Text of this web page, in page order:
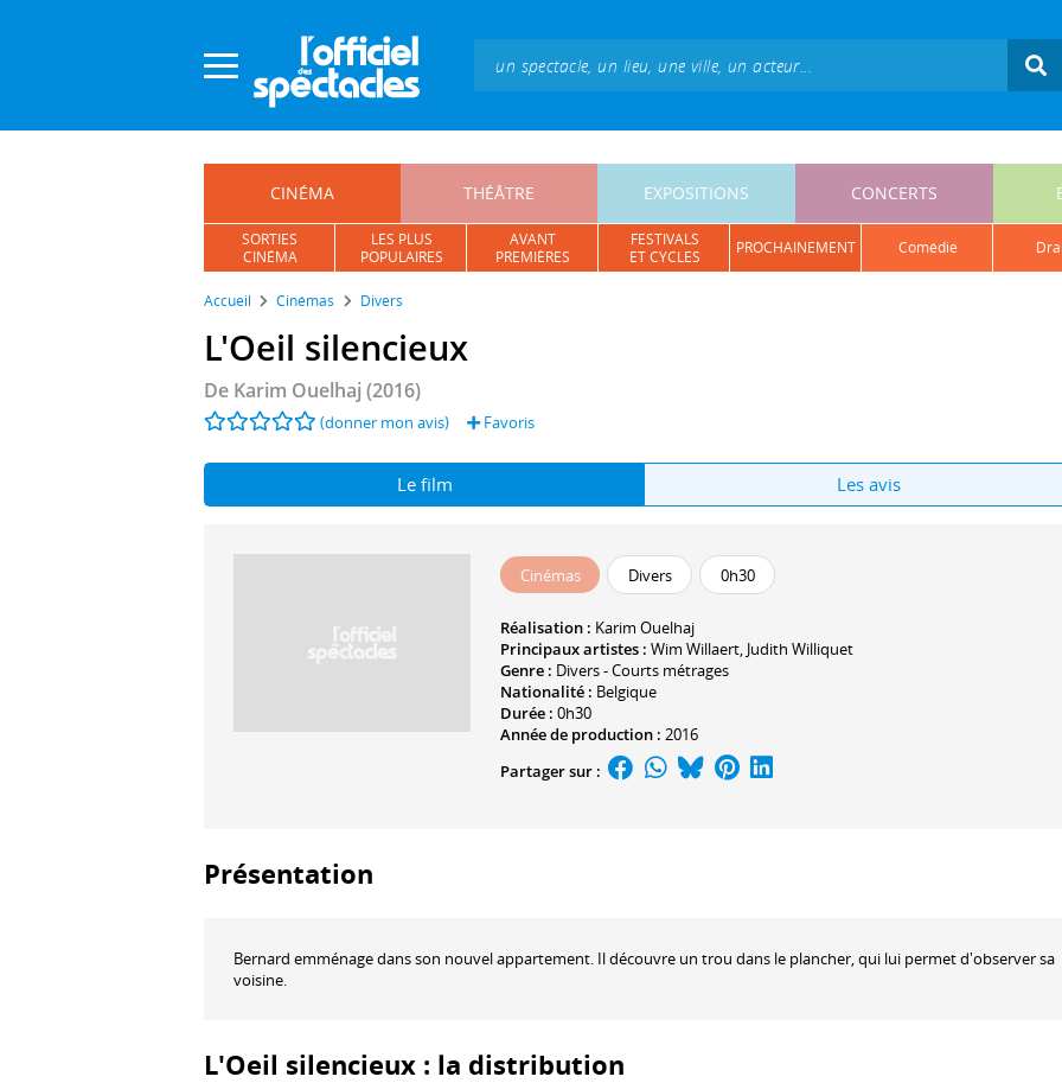
CINÉMA THÉÂTRE EXPOSITIONS CONCERTS
SORTIES
CINÉMA
LES PLUS
POPULAIRES
AVANT
PREMIÈRES
FESTIVALS
ET CYCLES
PROCHAINEMENT comédie
Accueil Cinémas Divers
L'Oeil silencieux
De Karim Ouelhaj (2016)
(donner mon avis) Favoris
Le film Les avis
Cinémas Divers 0h30
Réalisation : Karim Ouelhaj
Principaux artistes : Wim Willaert, Judith Williquet
Genre : Divers - Courts métrages
Nationalité : Belgique
Durée : 0h30
Année de production : 2016
Partager sur :
Présentation
Bernard emménage dans son nouvel appartement. Il découvre un trou dans le plancher, qui lui permet d'observer sa
voisine.
L'Oeil silencieux : la distribution